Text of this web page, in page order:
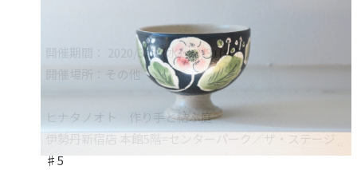
開催期間： 2020/3/11(水)〜3/31(火)
開催場所：その他
ヒナタノオト 作り手と結ぶ庭
伊勢丹新宿店 本館5階=センターパーク／ザ・ステージ
♯5